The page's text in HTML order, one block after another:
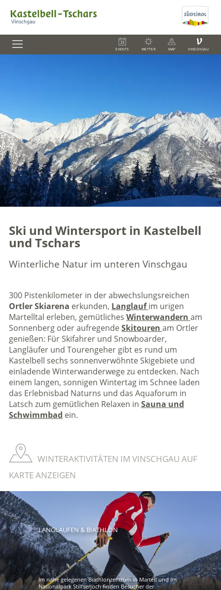
EVENTS WETTER MAP
V
VINSCHGAU
Ski und Wintersport in Kastelbell
und Tschars
Winterliche Natur im unteren Vinschgau
300 Pistenkilometer in der abwechslungsreichen
Ortler Skiarena erkunden, Langlaufim urigen
Martelltal erleben, gemütliches Winterwandern am
Sonnenberg oder aufregendeSkitouren am Ortler
genießen: Für Skifahrer und Snowboarder,
Langläufer und Tourengeher gibt es rund um
Kastelbell sechs sonnenverwöhnte Skigebiete und
einladende Winterwanderwege zu entdecken. Nach
einem langen, sonnigen Wintertag im Schnee laden
das Erlebnisbad Naturns und das Aquaforum in
Latsch zum gemütlichen Relaxen in Sauna und
Schwimmbad ein.
WINTERAKTIVITÄTEN IM VINSCHGAU AUF
KARTE ANZEIGEN
LANGLAUFEN & BIATHLON
Im nahe gelegenen Biathlonzentrum in Martell und im
Nationalpark Stilfserjoch finden Besucher der